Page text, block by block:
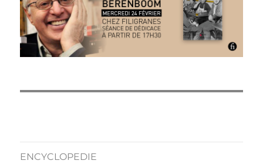
ENCYCLOPEDIE